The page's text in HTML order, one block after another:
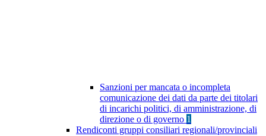
Sanzioni per mancata o incompleta
comunicazione dei dati da parte dei titolari
di incarichi politici, di amministrazione, di
direzione o di governo 1
Rendiconti gruppi consiliari regionali/provinciali